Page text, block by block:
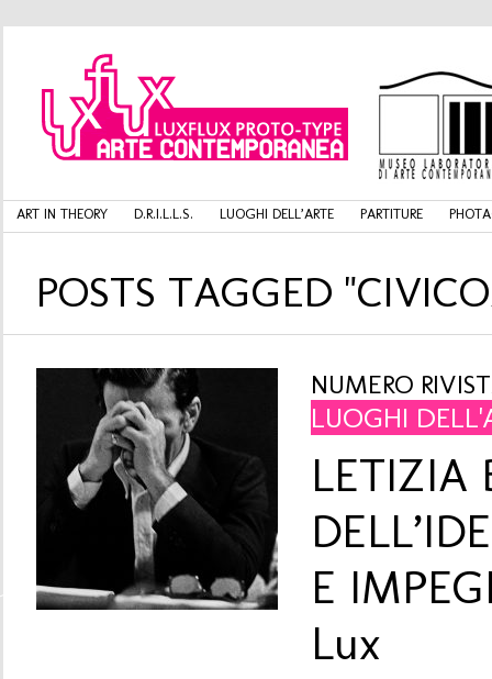
ART IN THEORY D.R.I.L.L.S. LUOGHI DELL’ARTE PARTITURE
POSTS TAGGED
NUMERO
LUOGHI
LETIZIA
E
Lux